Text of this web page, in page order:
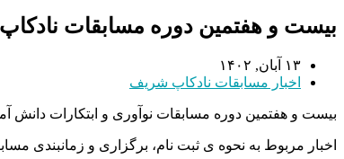
بیست و هفتمین دوره مسابقات
۱۳ آبان, ۱۴۰۲
اخبار مسابقات نادکاپ شریف
بیست و هفتمین دوره مسابقات نوآوری و ابتکارات دانش آموزی
اخبار مربوط به نحوه ی ثبت نام، برگزاری و زمانبندی